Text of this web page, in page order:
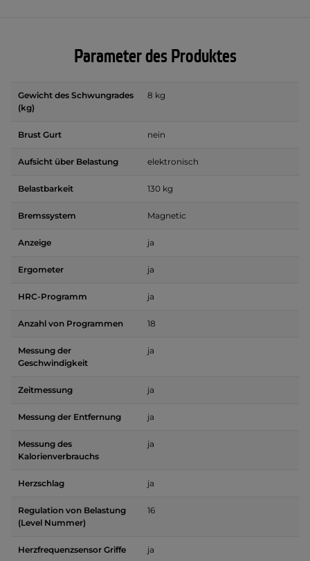
Parameter des Produktes
Gewicht des Schwungrades
(kg)
8 kg
Brust Gurt nein
Aufsicht über Belastung elektronisch
Belastbarkeit 130 kg
Bremssystem Magnetic
Anzeige ja
Ergometer ja
HRC-Programm ja
Anzahl von Programmen 18
Messung der
Geschwindigkeit
ja
Zeitmessung ja
Messung der Entfernung ja
Messung des
Kalorienverbrauchs
ja
Herzschlag ja
Regulation von Belastung
(Level Nummer)
16
Herzfrequenzsensor Griffe ja